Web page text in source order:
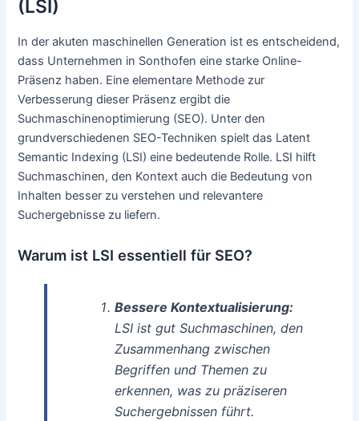
(LSI)
In der akuten maschinellen Generation ist es entscheidend,
dass Unternehmen in Sonthofen eine starke Online-
Präsenz haben. Eine elementare Methode zur
Verbesserung dieser Präsenz ergibt die
Suchmaschinenoptimierung (SEO). Unter den
grundverschiedenen SEO-Techniken spielt das Latent
Semantic Indexing (LSI) eine bedeutende Rolle. LSI hilft
Suchmaschinen, den Kontext auch die Bedeutung von
Inhalten besser zu verstehen und relevantere
Suchergebnisse zu liefern.
Warum ist LSI essentiell für SEO?
Bessere Kontextualisierung:
LSI ist gut Suchmaschinen, den
Zusammenhang zwischen
Begriffen und Themen zu
erkennen, was zu präziseren
Suchergebnissen führt.